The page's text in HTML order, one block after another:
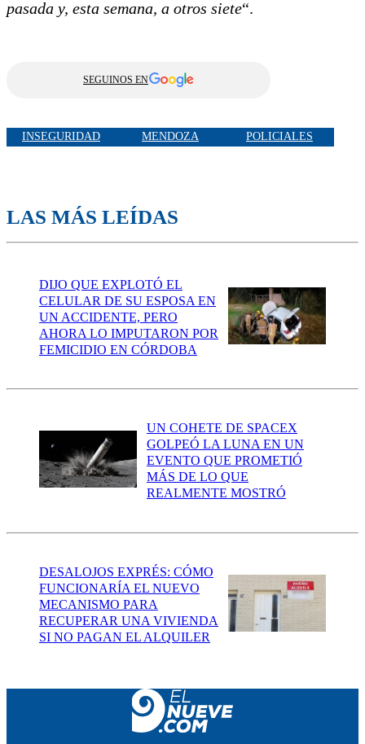
pasada y, esta semana, a otros siete“.
SEGUINOS EN
INSEGURIDAD MENDOZA POLICIALES
LAS MÁS LEÍDAS
DIJO QUE EXPLOTÓ EL
CELULAR DE SU ESPOSA EN
UN ACCIDENTE, PERO
AHORA LO IMPUTARON POR
FEMICIDIO EN CÓRDOBA
UN COHETE DE SPACEX
GOLPEÓ LA LUNA EN UN
EVENTO QUE PROMETIÓ
MÁS DE LO QUE
REALMENTE MOSTRÓ
DESALOJOS EXPRÉS: CÓMO
FUNCIONARÍA EL NUEVO
MECANISMO PARA
RECUPERAR UNA VIVIENDA
SI NO PAGAN EL ALQUILER